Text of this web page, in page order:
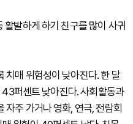
발하게 하기 친구를 많이 사귀
치매 위험성이 낮아진다. 한 달
퍼센트 낮아진다. 사회활동과
자주 가거나 영화, 연극, 전람회